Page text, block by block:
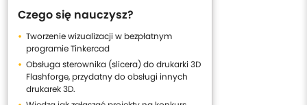
Czego się nauczysz?
Tworzenie wizualizacji w bezpłatnym
programie Tinkercad
Obsługa sterownika (slicera) do drukarki 3D
Flashforge, przydatny do obsługi innych
drukarek 3D.